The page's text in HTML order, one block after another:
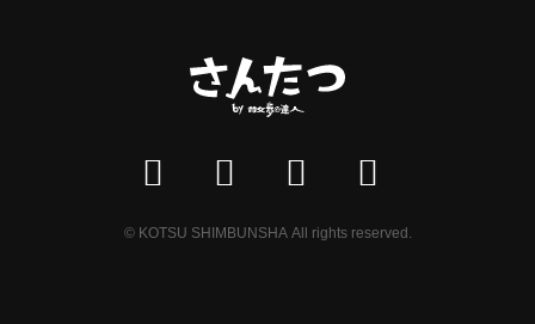
© KOTSU SHIMBUNSHA All rights reserved.